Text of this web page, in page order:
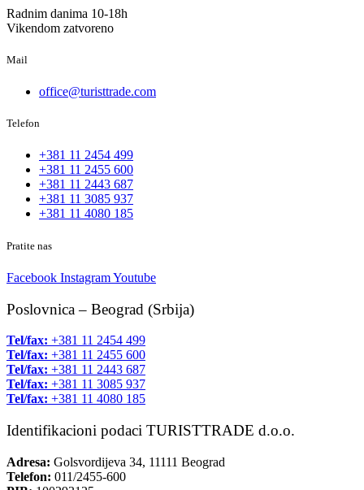
Radnim danima 10-18h
Vikendom zatvoreno
Mail
office@turisttrade.com
Telefon
+381 11 2454 499
+381 11 2455 600
+381 11 2443 687
+381 11 3085 937
+381 11 4080 185
Pratite nas
Facebook InstagramYoutube
Poslovnica – Beograd (Srbija)
Tel/fax: +381 11 2454 499
Tel/fax: +381 11 2455 600
Tel/fax: +381 11 2443 687
Tel/fax: +381 11 3085 937
Tel/fax: +381 11 4080 185
Identifikacioni podaci TURISTTRADE d.o.o.
Adresa: Golsvordijeva 34, 11111 Beograd
Telefon: 011/2455-600